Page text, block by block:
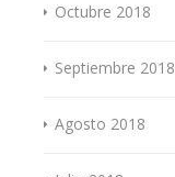
Octubre 2018
Septiembre 2018
Agosto 2018